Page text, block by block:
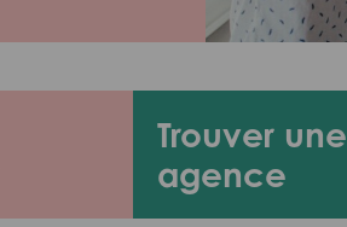
Trouver une
agence